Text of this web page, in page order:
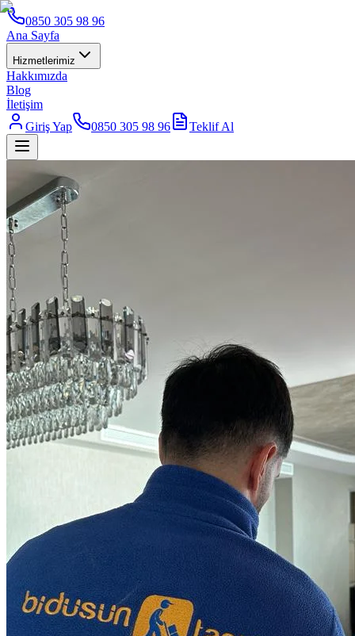
0850 305 98 96
Ana Sayfa
Hizmetlerimiz
Hakkımızda
Blog
İletişim
Giriş Yap
0850 305 98 96 Teklif Al